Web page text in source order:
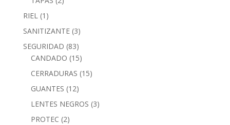
RIEL (1)
SANITIZANTE (3)
SEGURIDAD (83)
CANDADO (15)
CERRADURAS (15)
GUANTES (12)
LENTES NEGROS (3)
PROTEC (2)